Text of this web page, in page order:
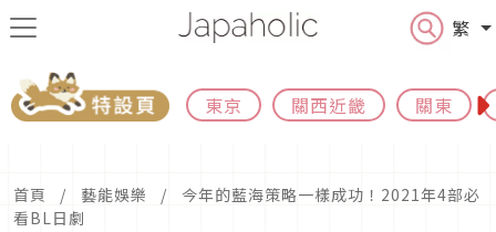
繁
東京 關西近畿 關東
首頁 藝能娛樂
今年的藍海策略一樣成功！2021年4部必
看BL日劇